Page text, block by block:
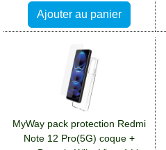
Ajouter au panier
MyWay pack protection Redmi
Note 12 Pro(5G) coque +